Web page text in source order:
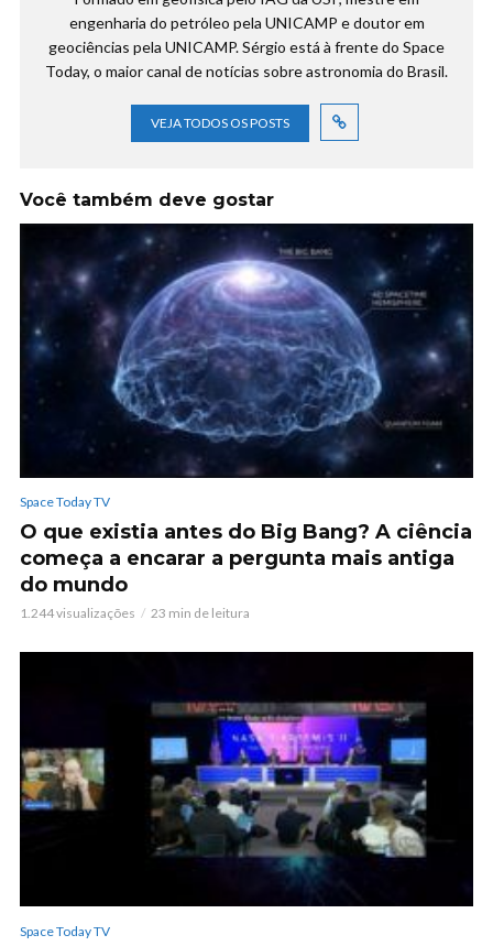
engenharia do petróleo pela UNICAMP e doutor em
geociências pela UNICAMP. Sérgio está à frente do Space
Today, o maior canal de notícias sobre astronomia do Brasil.
VEJA TODOS OS POSTS
Você também deve gostar
Space Today TV
O que existia antes do Big Bang? A ciência
começa a encarar a pergunta mais antiga
do mundo
1.244 visualizações 23 min de leitura
Space Today TV